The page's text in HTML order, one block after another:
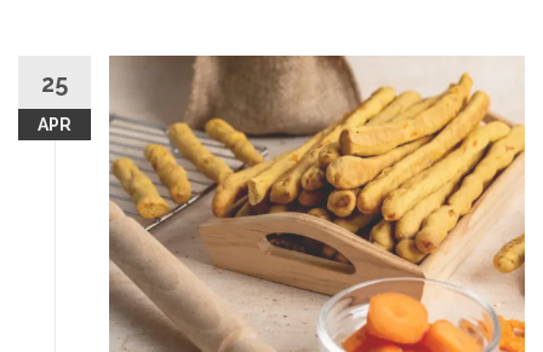
25
APR